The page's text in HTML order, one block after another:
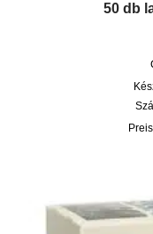
50 db